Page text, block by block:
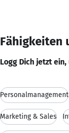
Fähigkeiten
Logg Dich jetzt
Personalmanagement
Marketing & Sales